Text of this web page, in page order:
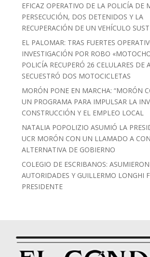
EFICAZ OPERATIVO DE LA POLICÍA DE
PERSECUCIÓN, DOS DETENIDOS Y LA
RECUPERACIÓN DE UN VEHÍCULO
EL PALOMAR: TRAS FUERTES
INVESTIGACIÓN POR ROBO
POLICÍA RECUPERÓ 26 CELULARES DE
SECUESTRÓ DOS MOTOCICLETAS
MORÓN PONE EN MARCHA: “MORÓN
UN PROGRAMA PARA IMPULSAR LA
CONSTRUCCIÓN Y EL EMPLEO LOCAL
NATALIA POPOLIZIO ASUMIÓ LA
UCR MORÓN CON UN LLAMADO A
ALTERNATIVA DE GOBIERNO
COLEGIO DE ESCRIBANOS:
AUTORIDADES Y GUILLERMO LONGHI
PRESIDENTE